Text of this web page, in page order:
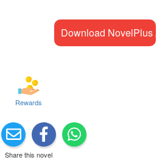
Download NovelPlus
Rewards
Share this novel